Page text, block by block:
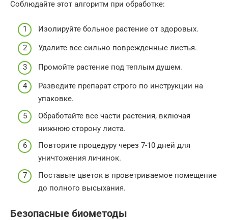
Соблюдайте этот алгоритм при обработке:
Изолируйте больное растение от здоровых.
Удалите все сильно поврежденные листья.
Промойте растение под теплым душем.
Разведите препарат строго по инструкции на
упаковке.
Обработайте все части растения, включая
нижнюю сторону листа.
Повторите процедуру через 7-10 дней для
уничтожения личинок.
Поставьте цветок в проветриваемое помещение
до полного высыхания.
Безопасные биометоды